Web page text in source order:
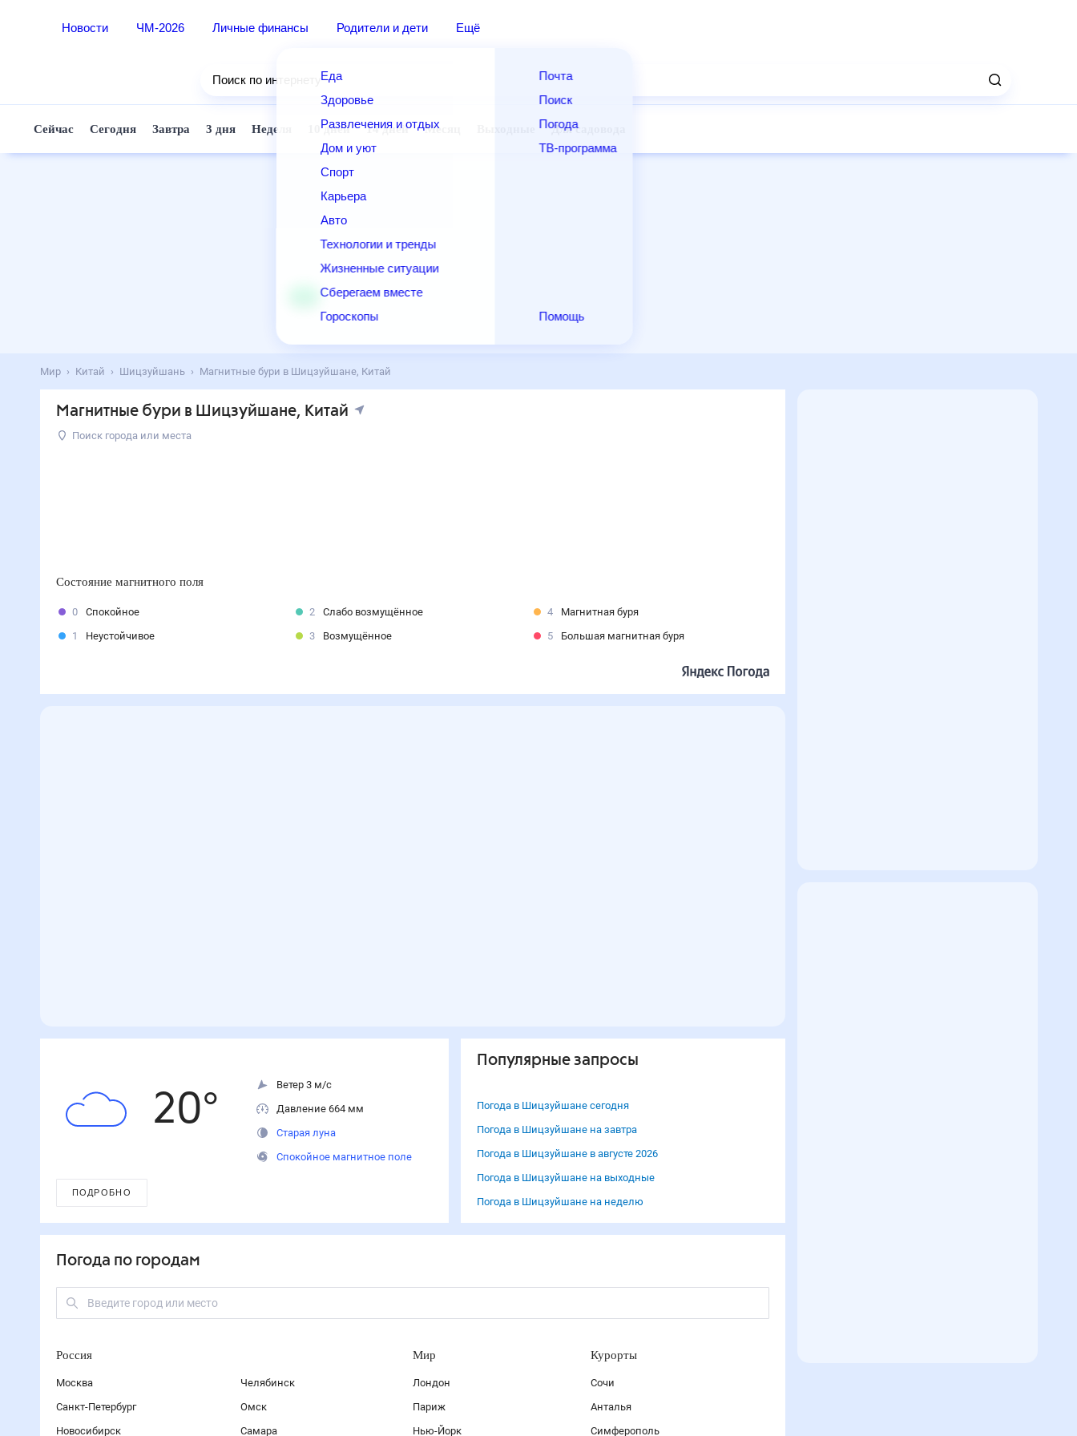
Новости ЧМ-2026 Личные финансы Родители и дети Ещё
Еда
Здоровье
Развлечения и отдых
Дом и уют
Спорт
Карьера
Авто
Технологии и тренды
Жизненные ситуации
Сберегаем вместе
Гороскопы
Почта
Поиск
Погода
ТВ-программа
Помощь
Поиск по интернету
Сейчас Сегодня Завтра 3 дня Неделя 10 дней 14 дней Месяц Для садовода
Мир Китай Шицзуйшань Магнитные бури в Шицзуйшане, Китай
Магнитные бури в Шицзуйшане, Китай
Поиск города или места
Состояние магнитного поля
0
Спокойное
1
Неустойчивое
2
Слабо возмущённое
3
Возмущённое
4
Магнитная буря
5
Большая магнитная буря
20°
Ветер 3 м/с
Давление 664 мм
Старая луна
Спокойное магнитное поле
ПОДРОБНО
Популярные запросы
Погода в Шицзуйшане сегодня
Погода в Шицзуйшане на завтра
Погода в Шицзуйшане в августе 2026
Погода в Шицзуйшане на выходные
Погода в Шицзуйшане на неделю
Погода по городам
Россия
Москва
Санкт-Петербург
Новосибирск
Челябинск
Омск
Самара
Мир
Лондон
Париж
Нью-Йорк
Курорты
Сочи
Анталья
Симферополь